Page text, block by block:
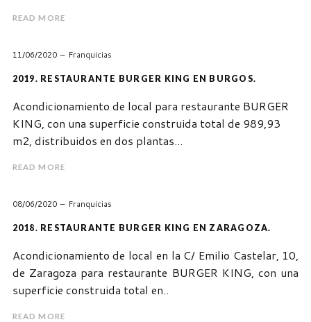
READ MORE
11/06/2020 Franquicias
2019. RESTAURANTE BURGER KING EN BURGOS.
Acondicionamiento de local para restaurante BURGER
KING, con una superficie construida total de 989,93
m2, distribuidos en dos plantas...
READ MORE
08/06/2020 Franquicias
2018. RESTAURANTE BURGER KING EN ZARAGOZA.
Acondicionamiento de local en la C/ Emilio Castelar, 10,
de Zaragoza para restaurante BURGER KING, con una
superficie construida total en..
READ MORE